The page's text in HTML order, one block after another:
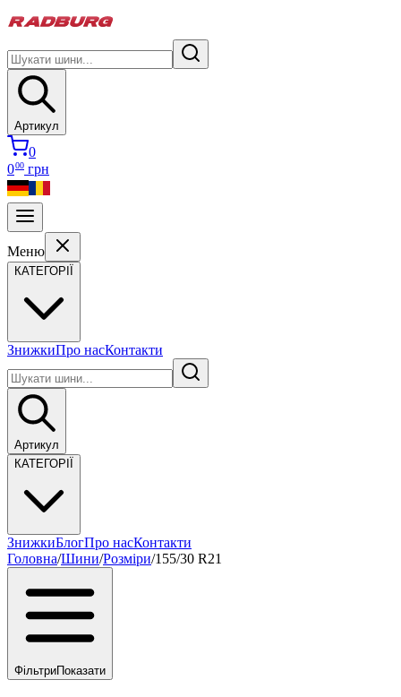
Артикул
0
000 грн
Меню
КАТЕГОРІЇ
ЗнижкиПро насКонтакти
Артикул
КАТЕГОРІЇ
ЗнижкиБлогПро насКонтакти
Головна/Шини/Розміри/155/30 R21
ФільтриПоказати